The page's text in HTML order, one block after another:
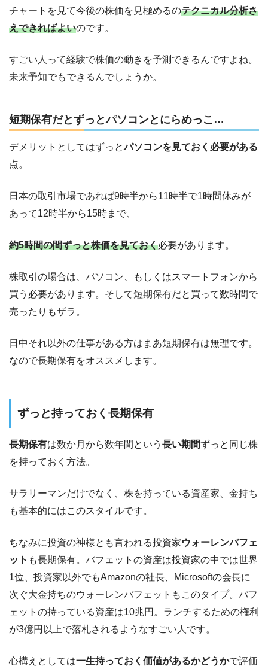
チャートを見て今後の株価を見極めるのテクニカル分析さ
えできればよいのです。
すごい人って経験で株価の動きを予測できるんですよね。
未来予知でもできるんでしょうか。
短期保有だとずっとパソコンとにらめっこ…
デメリットとしてはずっとパソコンを見ておく必要がある
点。
日本の取引市場であれば9時半から11時半で1時間休みが
あって12時半から15時まで、
約5時間の間ずっと株価を見ておく必要があります。
株取引の場合は、パソコン、もしくはスマートフォンから
買う必要があります。そして短期保有だと買って数時間で
売ったりもザラ。
日中それ以外の仕事がある方はまあ短期保有は無理です。
なので長期保有をオススメします。
ずっと持っておく長期保有
長期保有は数か月から数年間という 長い期間ずっと同じ株
を持っておく方法。
サラリーマンだけでなく、株を持っている資産家、金持ち
も基本的にはこのスタイルです。
ちなみに投資の神様とも言われる投資家ウォーレンバフェ
ット も長期保有。バフェットの資産は投資家の中では世界
1位、投資家以外でもAmazonの社長、Microsoftの会長に
次ぐ大金持ちのウォーレンバフェットもこのタイプ。バフ
ェットの持っている資産は10兆円。ランチするための権利
が3億円以上で落札されるようなすごい人です。
心構えとしては一生持っておく価値があるかどうかで評価